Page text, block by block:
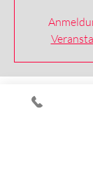
Zeit & Ort